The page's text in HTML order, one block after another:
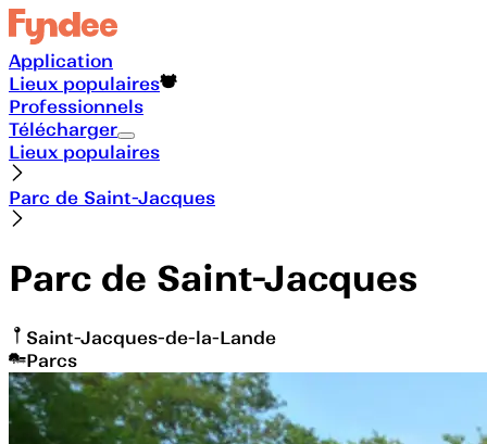
Application
Lieux populaires
Professionnels
Télécharger
Lieux populaires
Parc de Saint-Jacques
Parc de Saint-Jacques
Saint-Jacques-de-la-Lande
Parcs